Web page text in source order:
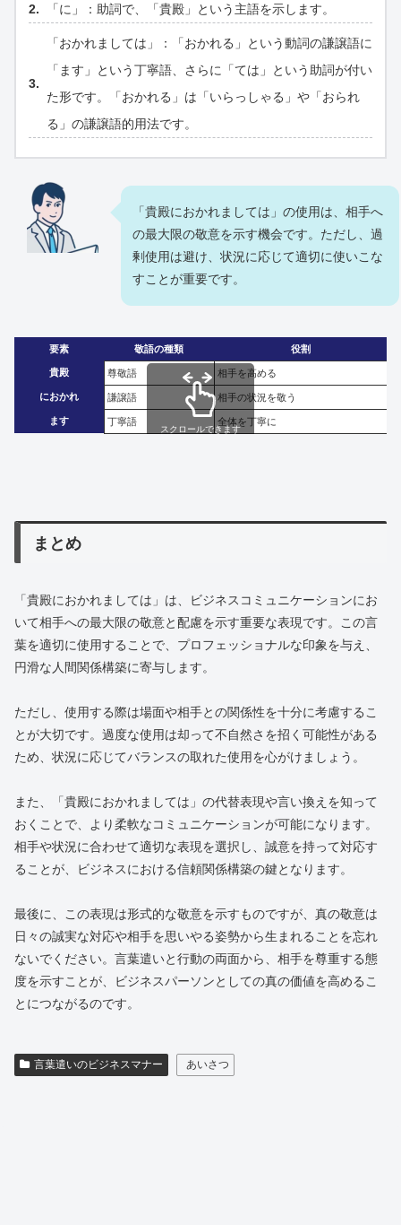
「に」：助詞で、「貴殿」という主語を示します。
「おかれましては」：「おかれる」という動詞の謙譲語に
「ます」という丁寧語、さらに「ては」という助詞が付い
た形です。「おかれる」は「いらっしゃる」や「おられ
る」の謙譲語的用法です。
「貴殿におかれましては」の使用は、相手へ
の最大限の敬意を示す機会です。ただし、過
剰使用は避け、状況に応じて適切に使いこな
すことが重要です。
要素 敬語の種類 役割
貴殿 尊敬語 相手を高める
におかれ 謙譲語 相手の状況を敬う
ます 丁寧語 全体を丁寧に
スクロールできます
まとめ
「貴殿におかれましては」は、ビジネスコミュニケーションにお
いて相手への最大限の敬意と配慮を示す重要な表現です。この言
葉を適切に使用することで、プロフェッショナルな印象を与え、
円滑な人間関係構築に寄与します。
ただし、使用する際は場面や相手との関係性を十分に考慮するこ
とが大切です。過度な使用は却って不自然さを招く可能性がある
ため、状況に応じてバランスの取れた使用を心がけましょう。
また、「貴殿におかれましては」の代替表現や言い換えを知って
おくことで、より柔軟なコミュニケーションが可能になります。
相手や状況に合わせて適切な表現を選択し、誠意を持って対応す
ることが、ビジネスにおける信頼関係構築の鍵となります。
最後に、この表現は形式的な敬意を示すものですが、真の敬意は
日々の誠実な対応や相手を思いやる姿勢から生まれることを忘れ
ないでください。言葉遣いと行動の両面から、相手を尊重する態
度を示すことが、ビジネスパーソンとしての真の価値を高めるこ
とにつながるのです。
言葉遣いのビジネスマナー あいさつ